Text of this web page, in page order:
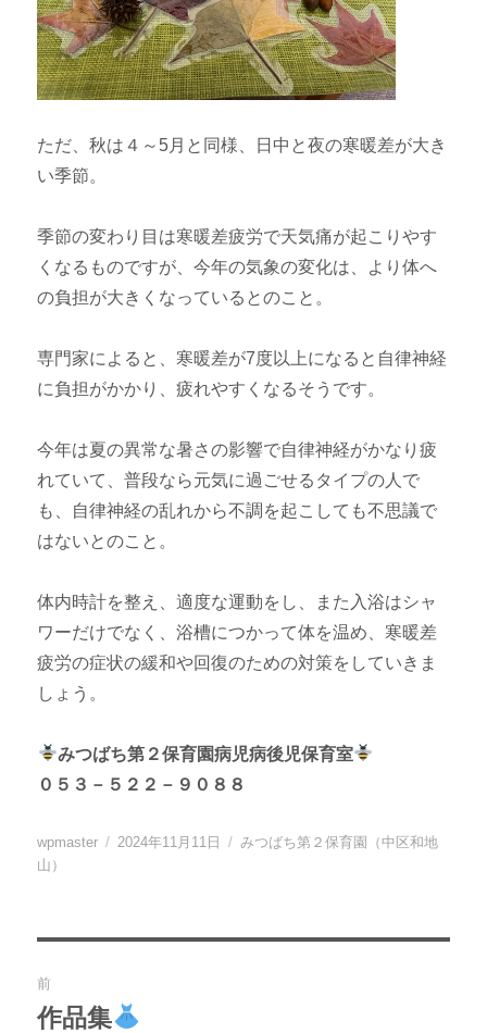
ただ、秋は４～5月と同様、日中と夜の寒暖差が大き
い季節。
季節の変わり目は寒暖差疲労で天気痛が起こりやす
くなるものですが、今年の気象の変化は、より体へ
の負担が大きくなっているとのこと。
専門家によると、寒暖差が7度以上になると自律神経
に負担がかかり、疲れやすくなるそうです。
今年は夏の異常な暑さの影響で自律神経がかなり疲
れていて、普段なら元気に過ごせるタイプの人で
も、自律神経の乱れから不調を起こしても不思議で
はないとのこと。
体内時計を整え、適度な運動をし、また入浴はシャ
ワーだけでなく、浴槽につかって体を温め、寒暖差
疲労の症状の緩和や回復のための対策をしていきま
しょう。
みつばち第２保育園病児病後児保育室
０５３－５２２－９０８８
投
稿
wpmaster
投
2024年11月11日
カ
みつばち第２保育園（中区和地
山）
稿
前
過
作品集